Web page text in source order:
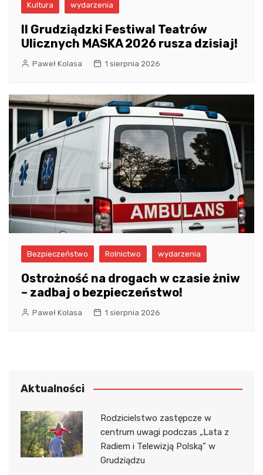
Kultura wydarzenia
II Grudziądzki Festiwal Teatrów
Ulicznych MASKA 2026 rusza dzisiaj!
Paweł Kolasa 1 sierpnia 2026
Bezpieczeństwo Rolnictwo wydarzenia
Ostrożność na drogach w czasie żniw
– zadbaj o bezpieczeństwo!
Paweł Kolasa 1 sierpnia 2026
Aktualności
Rodzicielstwo zastępcze w
centrum uwagi podczas „Lata z
Radiem i Telewizją Polską” w
Grudziądzu